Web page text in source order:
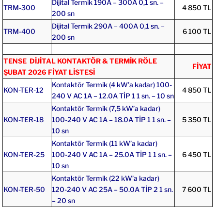
TRM-300
Dijital Termik 190A – 300A 0,1 sn. –
200 sn
4 850 TL
TRM-400
Dijital Termik 290A – 400A 0,1 sn. –
200 sn
6 100 TL
TENSE DİJİTAL KONTAKTÖR & TERMİK RÖLE
ŞUBAT 2026 FİYAT LİSTESİ
FİYAT
KON-TER-12
Kontaktör Termik (4 kW’a kadar) 100-
240 V AC 1A – 12.0A TİP 1 1 sn. – 10 sn
4 850 TL
KON-TER-18
Kontaktör Termik (7,5 kW’a kadar)
100-240 V AC 1A – 18.0A TİP 1 1 sn. –
10 sn
5 350 TL
KON-TER-25
Kontaktör Termik (11 kW’a kadar)
100-240 V AC 1A – 25.0A TİP 1 1 sn. –
10 sn
6 450 TL
KON-TER-50
Kontaktör Termik (22 kW’a kadar)
120-240 V AC 25A – 50.0A TİP 2 1 sn.
– 20 sn
7 600 TL